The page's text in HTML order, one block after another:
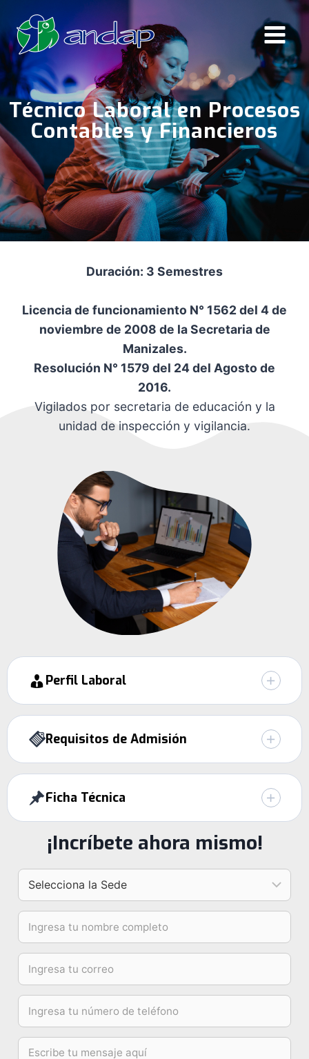
contenido
Técnico Laboral en Procesos
Contables y Financieros
Duración: 3 Semestres
Licencia de funcionamiento N° 1562 del 4 de
noviembre de 2008 de la Secretaria de
Manizales.
Resolución N° 1579 del 24 del Agosto de
2016.
Vigilados por secretaria de educación y la
unidad de inspección y vigilancia.
Perfil Laboral
Requisitos de Admisión
Ficha Técnica
¡Incríbete ahora mismo!